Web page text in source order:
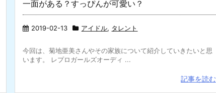
一面がある？すっぴんが可愛い？
2019-02-13 アイドル, タレント
今回は、菊地亜美さんやその家族について紹介していきたいと思
います。 レプロガールズオーディ ...
記事を読む